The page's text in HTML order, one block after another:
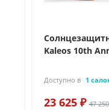
Kaleos 10th
Доступно в 1
23 625 ₽ 47